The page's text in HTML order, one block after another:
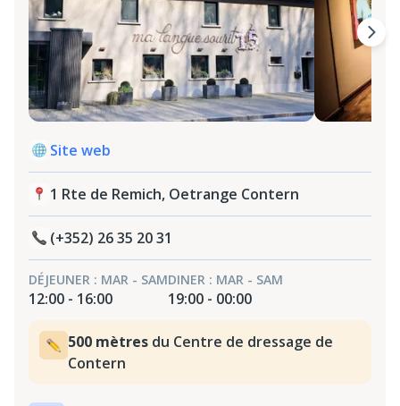
Site web
1 Rte de Remich, Oetrange Contern
(+352) 26 35 20 31
DÉJEUNER : MAR - SAM
12:00 - 16:00
DINER : MAR - SAM
19:00 - 00:00
500 mètres du Centre de dressage de
Contern